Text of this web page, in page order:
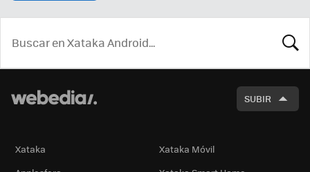
SUBIR
Xataka
Xataka Móvil